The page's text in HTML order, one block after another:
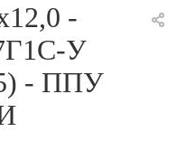
-
У
- ППУ